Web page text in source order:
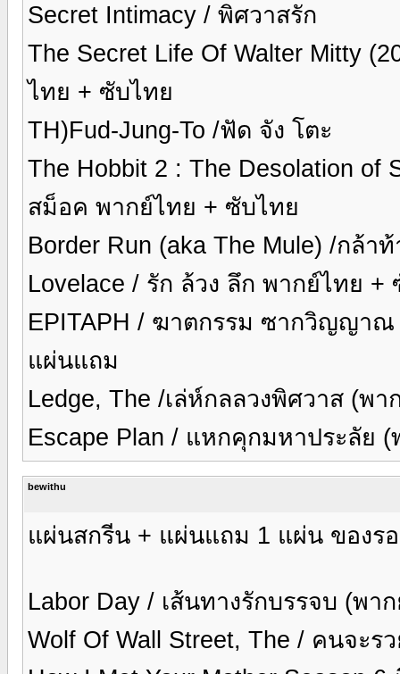
Secret Intimacy / พิศวาสรัก
The Secret Life Of Walter Mitty
ไทย + ซับไทย
TH)Fud-Jung-To /ฟัด จัง โตะ
The Hobbit 2 : The Desolation of
สม็อค พากย์ไทย + ซับไทย
Border Run (aka The Mule) /กล้
Lovelace / รัก ล้วง ลึก พากย์ไทย +
EPITAPH / ฆาตกรรม ซากวิญญา
แผ่นแถม
Ledge, The /เล่ห์กลลวงพิศวาส (พ
Escape Plan / แหกคุกมหาประลัย
bewithu
แผ่นสกรีน + แผ่นแถม 1 แผ่น ของร
Labor Day / เส้นทางรักบรรจบ (พา
Wolf Of Wall Street, The / คนจะ